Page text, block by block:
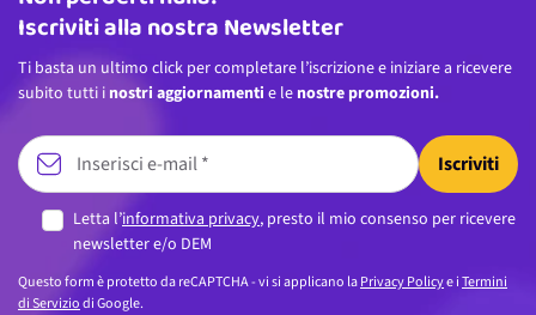
Iscriviti alla nostra Newsletter
Ti basta un ultimo click per completare l’iscrizione e iniziare a ricevere
subito tutti i nostri aggiornamenti e le nostre promozioni.
Iscriviti
Letta l’informativa privacy, presto il mio consenso per ricevere
newsletter e/o DEM
Questo form è protetto da reCAPTCHA - vi si applicano laPrivacy Policye iTermini
di Serviziodi Google.